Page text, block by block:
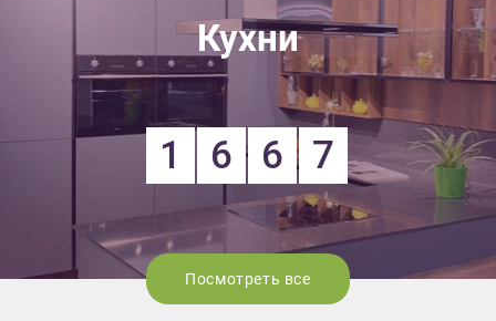
Кухни
1 6 6 7
Посмотреть все